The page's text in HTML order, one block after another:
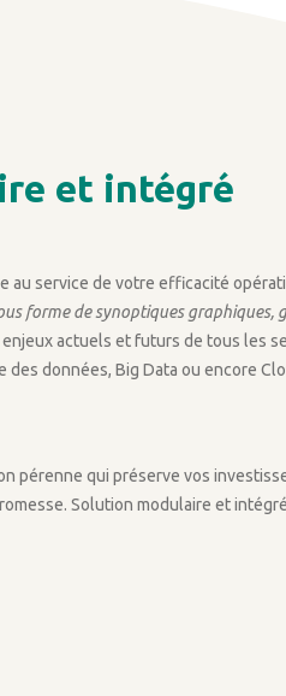
et intégré
au service de votre efficacité
forme de synoptiques graphiques,
actuels et futurs de tous les
des données, Big Data ou encore
pérenne qui préserve vos
Solution modulaire et